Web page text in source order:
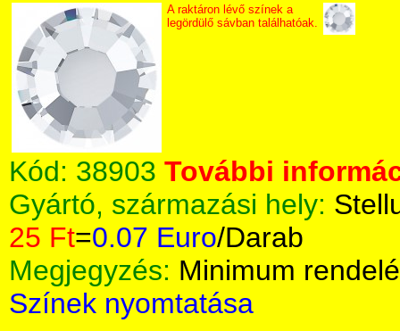
A raktáron lévő színek a
legördülő sávban találhatóak.
Kód: 38903 További
Gyártó, származási hely:
25 Ft=0.07 Euro/Darab
Megjegyzés: Minimum
Színek nyomtatása